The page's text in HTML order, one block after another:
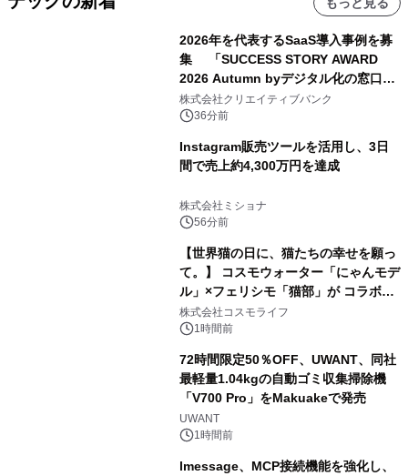
2026年を代表するSaaS導入事例を募
集 「SUCCESS STORY AWARD
2026 Autumn byデジタル化の窓口」
開催
株式会社クリエイティブバンク
36分前
Instagram販売ツールを活用し、3日
間で売上約4,300万円を達成
株式会社ミショナ
56分前
【世界猫の日に、猫たちの幸せを願っ
て。】 コスモウォーター「にゃんモデ
ル」×フェリシモ「猫部」が コラボキ
ャンペーンを実施
株式会社コスモライフ
1時間前
72時間限定50％OFF、UWANT、同社
最軽量1.04kgの自動ゴミ収集掃除機
「V700 Pro」をMakuakeで発売
UWANT
1時間前
lmessage、MCP接続機能を強化し、